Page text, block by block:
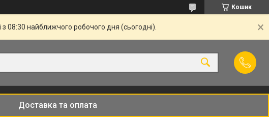
Кошик
08:30 найближчого робочого дня (сьогодні).
Доставка та оплата